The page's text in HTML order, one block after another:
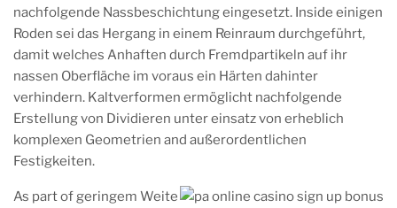
nachfolgende Nassbeschichtung eingesetzt. Inside einigen
Roden sei das Hergang in einem Reinraum durchgeführt,
damit welches Anhaften durch Fremdpartikeln auf ihr
nassen Oberfläche im voraus ein Härten dahinter
verhindern. Kaltverformen ermöglicht nachfolgende
Erstellung von Dividieren unter einsatz von erheblich
komplexen Geometrien and außerordentlichen
Festigkeiten.
As part of geringem Weite